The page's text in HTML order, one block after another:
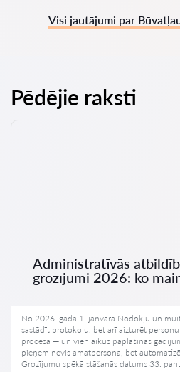
Visi jautājumi par
Pēdējie raksti
Administratīvās
grozījumi 2026: ko
No 2026. gada 1. janvāra Nodokļu un
sastādīt protokolu, bet arī aizturēt
procesā — un vienlaikus paplašinās
pieņem nevis amatpersona, bet
Grozījumu spēkā stāšanās datums 33.